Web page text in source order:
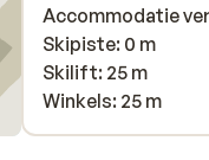
Accommodatie
Skipiste: 0 m
Skilift: 25 m
Winkels: 25 m